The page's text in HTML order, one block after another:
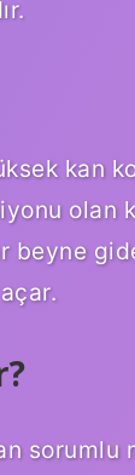
kan
olan
sorumlu